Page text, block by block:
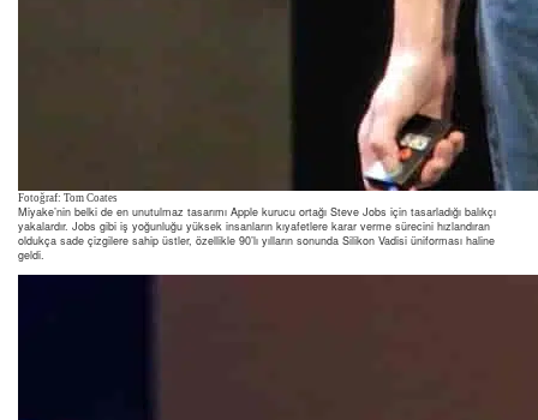
Fotoğraf: Tom Coates
Miyake’nin belki de en unutulmaz tasarımı Apple kurucu ortağı Steve Jobs için tasarladığı balıkçı
yakalardır. Jobs gibi iş yoğunluğu yüksek insanların kıyafetlere karar verme sürecini hızlandıran
oldukça sade çizgilere sahip üstler, özellikle 90’lı yılların sonunda Silikon Vadisi üniforması haline
geldi.